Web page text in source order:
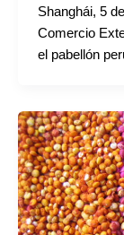
Shanghái, 5
Comercio
el pabellón